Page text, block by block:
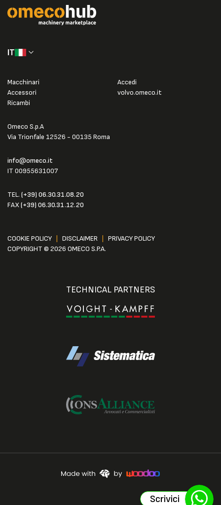
IT
Omeco S.p.A
Via Trionfale 12526 - 00135 Roma
info@omeco.it
IT 00955631007
TEL. (+39) 06.30.31.08.20
FAX(+39) 06.30.31.12.20
Macchinari
Accessori
Ricambi
Accedi
volvo.omeco.it
COOKIE POLICY DISCLAIMER
PRIVACY POLICY
COPYRIGHT © 2026 OMECO S.P.A.
TECHNICAL PARTNERS
Scrivici